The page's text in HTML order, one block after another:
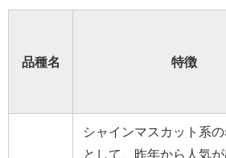
品種名 特徴
シャインマスカット系
として、昨年から人気